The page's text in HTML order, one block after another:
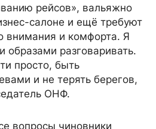
рейсов», вальяжно
салоне и ещё требуют
внимания и комфорта. Я
образами разговаривать.
просто, быть
и не терять берегов,
ОНФ.
вопросы чиновники